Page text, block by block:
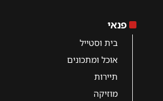
פנאי
בית וסטייל
אוכל ומתכונים
תיירות
מוזיקה